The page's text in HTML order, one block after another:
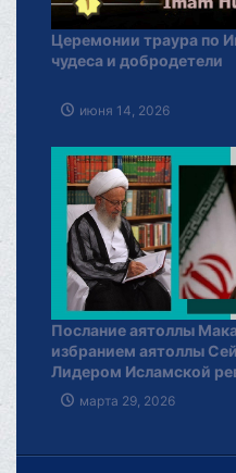
Церемонии траура по
чудеса и добродетели
июня 14, 2026
Послание аятоллы
избранием аятоллы
Лидером Исламской
марта 29, 2026